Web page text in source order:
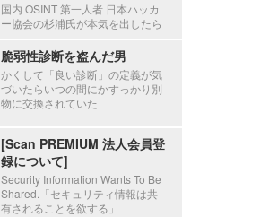
国内 OSINT 第一人者 日本ハッカ
ー協会の杉浦氏が本気を出したら
脆弱性診断を盗んだ男
かくして「良い診断」の定義が気
づいたらいつの間にかすっかり別
物に交換されていた
[Scan PREMIUM 法人会員登
録について]
Security Information Wants To Be
Shared.「セキュリティ情報は共
有されることを欲する」